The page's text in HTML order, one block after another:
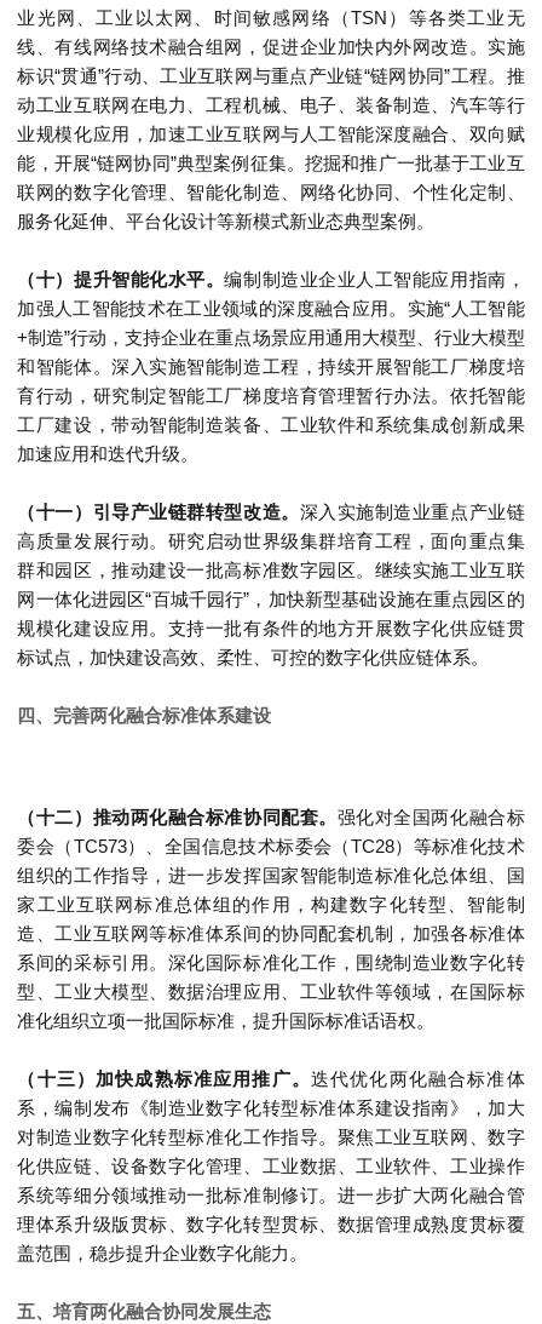
业光网、工业以太网、时间敏感网络（TSN）等各类工业无
线、有线网络技术融合组网，促进企业加快内外网改造。实施
标识“贯通”行动、工业互联网与重点产业链“链网协同”工程。推
动工业互联网在电力、工程机械、电子、装备制造、汽车等行
业规模化应用，加速工业互联网与人工智能深度融合、双向赋
能，开展“链网协同”典型案例征集。挖掘和推广一批基于工业互
联网的数字化管理、智能化制造、网络化协同、个性化定制、
服务化延伸、平台化设计等新模式新业态典型案例。
（十）提升智能化水平。编制制造业企业人工智能应用指南，
加强人工智能技术在工业领域的深度融合应用。实施“人工智能
+制造”行动，支持企业在重点场景应用通用大模型、行业大模型
和智能体。深入实施智能制造工程，持续开展智能工厂梯度培
育行动，研究制定智能工厂梯度培育管理暂行办法。依托智能
工厂建设，带动智能制造装备、工业软件和系统集成创新成果
加速应用和迭代升级。
（十一）引导产业链群转型改造。 深入实施制造业重点产业链
高质量发展行动。研究启动世界级集群培育工程，面向重点集
群和园区，推动建设一批高标准数字园区。继续实施工业互联
网一体化进园区“百城千园行”，加快新型基础设施在重点园区的
规模化建设应用。支持一批有条件的地方开展数字化供应链贯
标试点，加快建设高效、柔性、可控的数字化供应链体系。
四、完善两化融合标准体系建设
（十二）推动两化融合标准协同配套。 强化对全国两化融合标
委会（TC573）、全国信息技术标委会（TC28）等标准化技术
组织的工作指导，进一步发挥国家智能制造标准化总体组、国
家工业互联网标准总体组的作用，构建数字化转型、智能制
造、工业互联网等标准体系间的协同配套机制，加强各标准体
系间的采标引用。深化国际标准化工作，围绕制造业数字化转
型、工业大模型、数据治理应用、工业软件等领域，在国际标
准化组织立项一批国际标准，提升国际标准话语权。
（十三）加快成熟标准应用推广。 迭代优化两化融合标准体
系，编制发布《制造业数字化转型标准体系建设指南》，加大
对制造业数字化转型标准化工作指导。聚焦工业互联网、数字
化供应链、设备数字化管理、工业数据、工业软件、工业操作
系统等细分领域推动一批标准制修订。进一步扩大两化融合管
理体系升级版贯标、数字化转型贯标、数据管理成熟度贯标覆
盖范围，稳步提升企业数字化能力。
五、培育两化融合协同发展生态